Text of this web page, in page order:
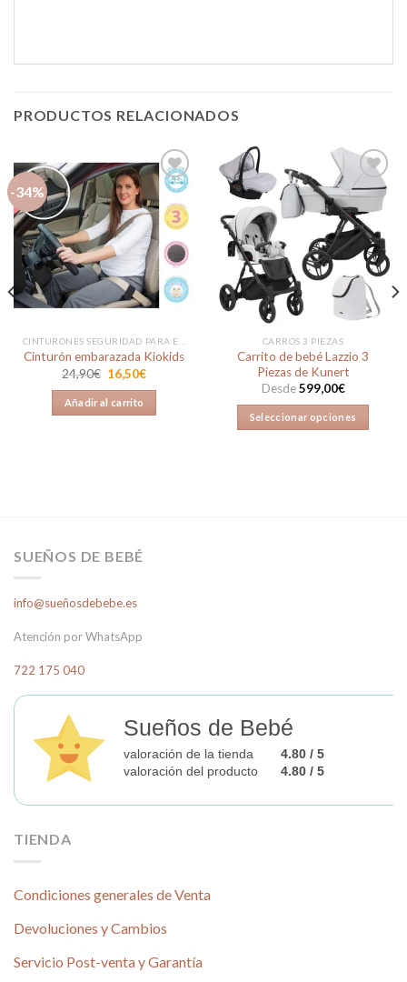
PRODUCTOS RELACIONADOS
-34%
Añadir
lista de
deseos
Cinturón embarazada Kiokids
24,90€ El
precio
original
era:
24,90€.
16,50€El
16,50€.
Añadir al carrito
Añadir
a la
lista de
deseos
CARROS 3 PIEZAS
Carrito de bebé Lazzio 3
Piezas de Kunert
Desde599,00€
Seleccionar opciones
SUEÑOS DE BEBÉ
info@sueñosdebebe.es
Atención por WhatsApp
722 175 040
Sueños de Bebé
valoración de la tienda
4.80 / 5
valoración del producto
4.80 / 5
TIENDA
Condiciones generales de Venta
Devoluciones y Cambios
Servicio Post-venta y Garantía